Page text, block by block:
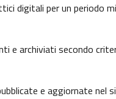
digitali per un periodo
e archiviati secondo
e aggiornate nel